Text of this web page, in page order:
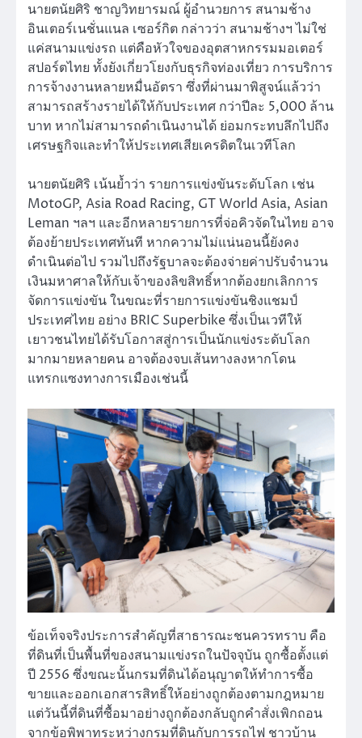
นายตนัยศิริ ชาญวิทยารมณ์ ผู้อำนวยการ สนามช้าง
อินเตอร์เนชั่นแนล เซอร์กิต กล่าวว่า สนามช้างฯ ไม่ใช่
แค่สนามแข่งรถ แต่คือหัวใจของอุตสาหกรรมมอเตอร์
สปอร์ตไทย ทั้งยังเกี่ยวโยงกับธุรกิจท่องเที่ยว การบริการ
การจ้างงานหลายหมื่นอัตรา ซึ่งที่ผ่านมาพิสูจน์แล้วว่า
สามารถสร้างรายได้ให้กับประเทศ กว่าปีละ 5,000 ล้าน
บาท หากไม่สามารถดำเนินงานได้ ย่อมกระทบลึกไปถึง
เศรษฐกิจและทำให้ประเทศเสียเครดิตในเวทีโลก
นายตนัยศิริ เน้นย้ำว่า รายการแข่งขันระดับโลก เช่น
MotoGP, Asia Road Racing, GT World Asia, Asian
Leman ฯลฯ และอีกหลายรายการที่จ่อคิวจัดในไทย อาจ
ต้องย้ายประเทศทันที หากความไม่แน่นอนนี้ยังคง
ดำเนินต่อไป รวมไปถึงรัฐบาลจะต้องจ่ายค่าปรับจำนวน
เงินมหาศาลให้กับเจ้าของลิขสิทธิ์หากต้องยกเลิกการ
จัดการแข่งขัน ในขณะที่รายการแข่งขันชิงแชมป์
ประเทศไทย อย่าง BRIC Superbike ซึ่งเป็นเวทีให้
เยาวชนไทยได้รับโอกาสสู่การเป็นนักแข่งระดับโลก
มากมายหลายคน อาจต้องจบเส้นทางลงหากโดน
แทรกแซงทางการเมืองเช่นนี้
ข้อเท็จจริงประการสำคัญที่สาธารณะชนควรทราบ คือ
ที่ดินที่เป็นพื้นที่ของสนามแข่งรถในปัจจุบัน ถูกซื้อตั้งแต่
ปี 2556 ซึ่งขณะนั้นกรมที่ดินได้อนุญาตให้ทำการซื้อ
ขายและออกเอกสารสิทธิ์ให้อย่างถูกต้องตามกฎหมาย
แต่วันนี้ที่ดินที่ซื้อมาอย่างถูกต้องกลับถูกคำสั่งเพิกถอน
จากข้อพิพาทระหว่างกรมที่ดินกับการรถไฟ ชาวบ้าน